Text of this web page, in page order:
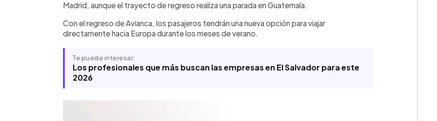
Madrid, aunque el trayecto de regreso realiza una parada en Guatemala.
Con el regreso de Avianca, los pasajeros tendrán una nueva opción para viajar
directamente hacia Europa durante los meses de verano.
Te puede interesar:
Los profesionales que más buscan las empresas en El Salvador para este
2026